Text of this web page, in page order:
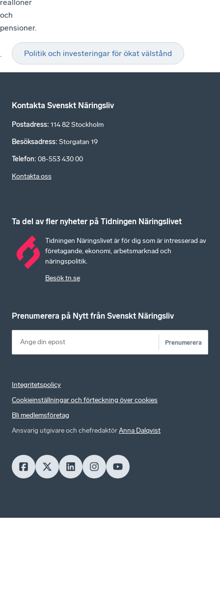
reallöner
och
pensioner.
· Politik och investeringar för ökat välstånd
Kontakta Svenskt Näringsliv
Postadress: 114 82 Stockholm
Besöksadress: Storgatan 19
Telefon: 08-553 430 00
Kontakta oss
Ta del av fler nyheter på Tidningen Näringslivet
Tidningen Näringslivet är för dig som är intresserad av
företagande, ekonomi, arbetsmarknad och
näringspolitik.
Besök tn.se
Prenumerera på Nytt från Svenskt Näringsliv
Prenumerera
Integritetspolicy
Cookieinställningar och förteckning över cookies
Bli medlemsföretag
Ansvarig utgivare och chefredaktörAnna Dalqvist